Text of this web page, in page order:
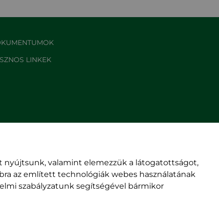
LINKEK
nyújtsunk, valamint elemezzük a látogatottságot,
az említett technológiák webes használatának
szabályzatunk segítségével bármikor